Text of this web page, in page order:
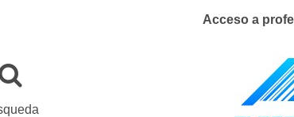
Acceso a